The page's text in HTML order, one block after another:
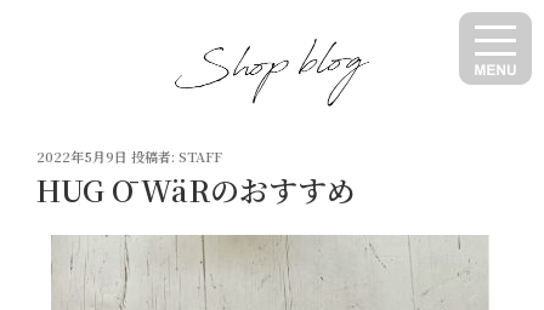
投
稿
日:
2022年5月9日 投稿者: STAFF
HUG Ō WäRのおすすめ